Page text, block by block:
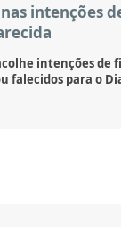
intenções
intenções de
falecidos para o